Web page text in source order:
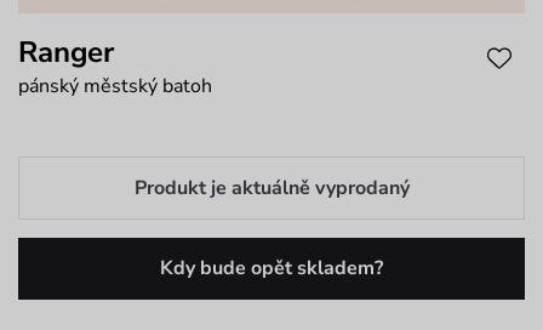
Ranger
pánský městský batoh
Produkt je aktuálně vyprodaný
Kdy bude opět skladem?